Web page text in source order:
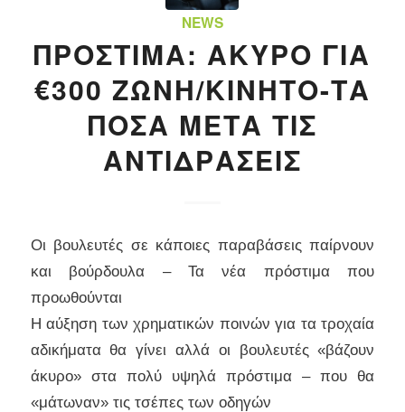
NEWS
ΠΡΟΣΤΙΜΑ: ΑΚΥΡΟ ΓΙΑ
€300 ΖΩΝΗ/ΚΙΝΗΤΟ-ΤΑ
ΠΟΣΑ ΜΕΤΑ ΤΙΣ
ΑΝΤΙΔΡΑΣΕΙΣ
Οι βουλευτές σε κάποιες παραβάσεις παίρνουν
και βούρδουλα – Τα νέα πρόστιμα που
προωθούνται
Η αύξηση των χρηματικών ποινών για τα τροχαία
αδικήματα θα γίνει αλλά οι βουλευτές «βάζουν
άκυρο» στα πολύ υψηλά πρόστιμα – που θα
«μάτωναν» τις τσέπες των οδηγών